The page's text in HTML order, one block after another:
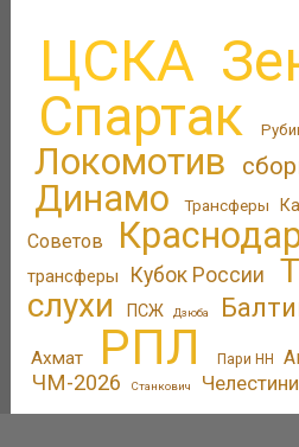
ЦСКА
Спартак
Локомотив
Динамо Трансферы
Советов
трансферы
Кубок России
слухи
ПСЖ Дзюба
Ахмат РПЛ Пари НН
ЧМ-2026 Станкович Челестини